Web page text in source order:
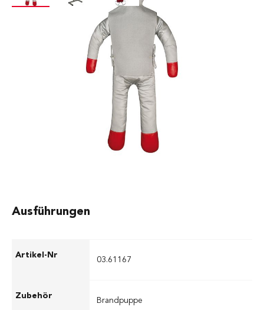
Brandpuppe
Zur Simulation einer brennenden Person.
Inklusive Überwurf für längere Lebensdauer.
Ausführungen
03.61167
Brandpuppe